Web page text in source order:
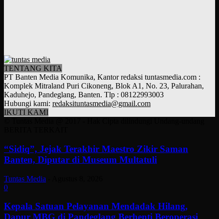
TENTANG KITA
PT Banten Media Komunika, Kantor redaksi tuntasmedia.com :
Komplek Mitraland Puri Cikoneng, Blok A1, No. 23, Palurahan,
Kaduhejo, Pandeglang, Banten. Tlp : 08122993003
Hubungi kami: redaksituntasmedia@gmail.com
IKUTI KAMI
“Sidiq”, Jejak Terakhir Maestro Zikir Saman
Banten, Diputar di Museum Multatuli
Tuntas Media
0
Kepala Satuan Pelayanan Mendadak Hilang,
Dapur MBG di Pandeglang Berhenti Beroperasi